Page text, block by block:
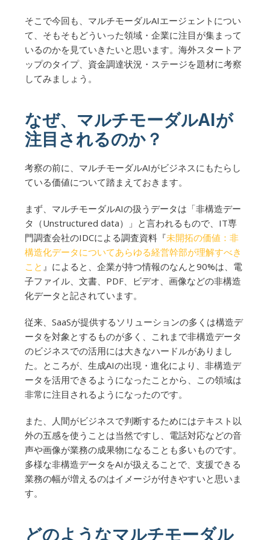
そこで今回も、マルチモーダルAIエージェントについ
て、そもそもどういった領域・企業に注目が集まって
いるのかを見ていきたいと思います。海外スタートア
ップのタイプ、資金調達状況・ステージを題材に考察
してみましょう。
なぜ、マルチモーダルAIが
注目されるのか？
考察の前に、マルチモーダルAIがビジネスにもたらし
ている価値について踏まえておきます。
まず、マルチモーダルAIの扱うデータは「非構造デー
タ（Unstructured data）」と言われるもので、IT専
門調査会社のIDCによる調査資料『未開拓の価値：非
構造化データについてあらゆる経営幹部が理解すべき
こと 』によると、企業が持つ情報のなんと90%は、電
子ファイル、文書、PDF、ビデオ、画像などの非構造
化データと記されています。
従来、SaaSが提供するソリューションの多くは構造デ
ータを対象とするものが多く、これまで非構造データ
のビジネスでの活用には大きなハードルがありまし
た。ところが、生成AIの出現・進化により、非構造デ
ータを活用できるようになったことから、この領域は
非常に注目されるようになったのです。
また、人間がビジネスで判断するためにはテキスト以
外の五感を使うことは当然ですし、電話対応などの音
声や画像が業務の成果物になることも多いものです。
多様な非構造データをAIが扱えることで、支援できる
業務の幅が増えるのはイメージが付きやすいと思いま
す。
どのようなマルチモーダル